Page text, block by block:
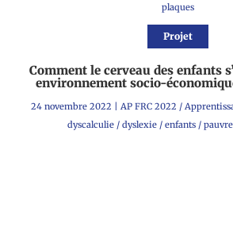
plaques
Projet
Comment le cerveau des enfants
environnement socio-
24 novembre 2022 | AP FRC 2022 /
dyscalculie / dyslexie / enfants /